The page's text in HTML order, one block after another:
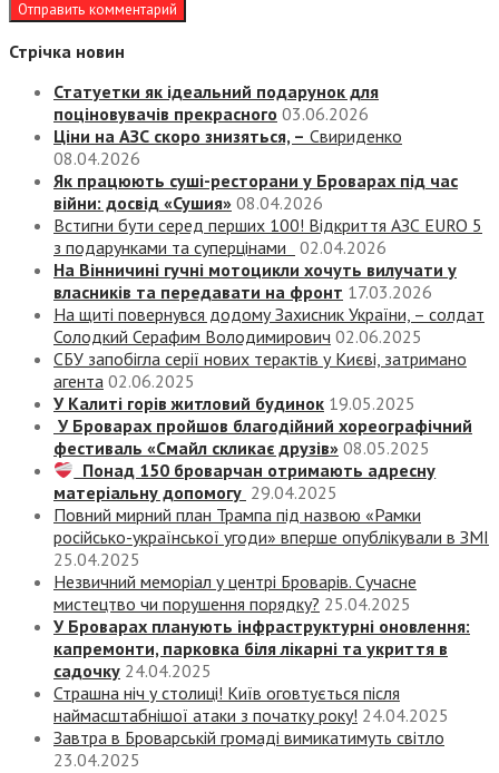
Стрічка новин
Статуетки як ідеальний подарунок для
поціновувачів прекрасного 03.06.2026
Ціни на АЗС скоро знизяться, – Свириденко
08.04.2026
Як працюють суші-ресторани у Броварах під час
війни: досвід «Сушия» 08.04.2026
Встигни бути серед перших 100! Відкриття АЗС EURO 5
з подарунками та суперцінами
02.04.2026
На Вінничині гучні мотоцикли хочуть вилучати у
власників та передавати на фронт 17.03.2026
На щиті повернувся додому Захисник України, – солдат
Солодкий Серафим Володимирович 02.06.2025
СБУ запобігла серії нових терактів у Києві, затримано
агента 02.06.2025
У Калиті горів житловий будинок 19.05.2025
У Броварах пройшов благодійний хореографічний
фестиваль «Смайл скликає друзів» 08.05.2025
Понад 150 броварчан отримають адресну
матеріальну допомогу 29.04.2025
Повний мирний план Трампа під назвою «‎Рамки
російсько-української угоди» вперше опублікували в ЗМІ
25.04.2025
Незвичний меморіал у центрі Броварів. Сучасне
мистецтво чи порушення порядку? 25.04.2025
У Броварах планують інфраструктурні оновлення:
капремонти, парковка біля лікарні та укриття в
садочку 24.04.2025
Страшна ніч у столиці! Київ оговтується після
наймасштабнішої атаки з початку року! 24.04.2025
Завтра в Броварській громаді вимикатимуть світло
23.04.2025